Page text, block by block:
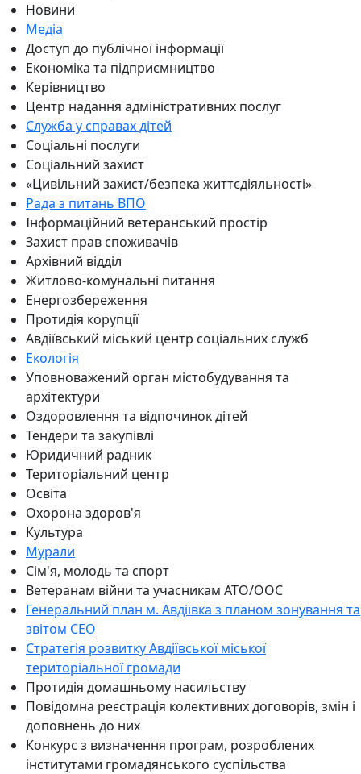
Новини
Медіа
Доступ до публічної інформації
Економіка та підприємництво
Керівництво
Центр надання адміністративних послуг
Служба у справах дітей
Соціальні послуги
Соціальний захист
«Цивільний захист/безпека життєдіяльності»
Рада з питань ВПО
Інформаційний ветеранський простір
Захист прав споживачів
Архівний відділ
Житлово-комунальні питання
Енергозбереження
Протидія корупції
Авдіївський міський центр соціальних служб
Екологія
Уповноважений орган містобудування та
архітектури
Оздоровлення та відпочинок дітей
Тендери та закупівлі
Юридичний радник
Територіальний центр
Освіта
Охорона здоров'я
Культура
Мурали
Сім'я, молодь та спорт
Ветеранам війни та учасникам АТО/ООС
Генеральний план м. Авдіївка з планом зонування та
звітом СЕО
Стратегія розвитку Авдіївської міської
територіальної громади
Протидія домашньому насильству
Повідомна реєстрація колективних договорів, змін і
доповнень до них
Конкурс з визначення програм, розроблених
інститутами громадянського суспільства